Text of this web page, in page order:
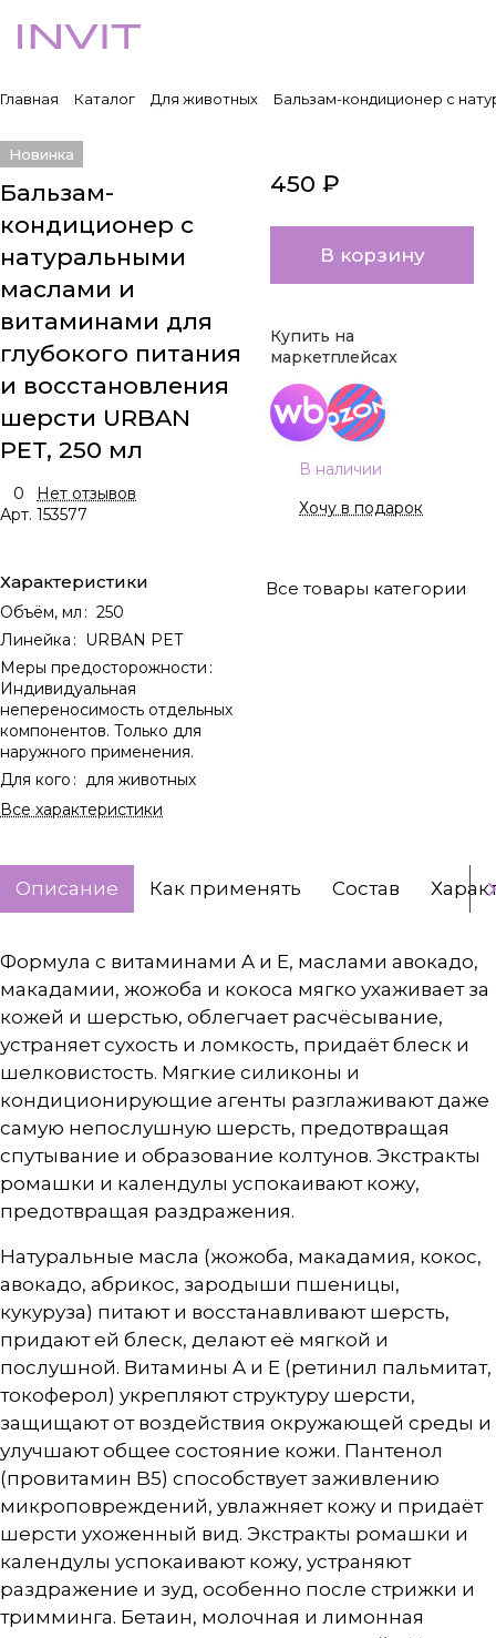
Главная Каталог Для животных Бальзам-кондиционер с
Новинка
Бальзам-
кондиционер с
натуральными
маслами и
витаминами для
глубокого питания
и восстановления
шерсти URBAN
PET, 250 мл
0
Нет отзывов
Арт. 153577
Характеристики
Объём, мл: 250
Линейка: URBAN PET
Меры предосторожности:
Индивидуальная
непереносимость отдельных
компонентов. Только для
наружного применения.
Для кого: для животных
Все характеристики
450 ₽
В корзину
Купить на
маркетплейсах
В наличии
Хочу в подарок
Все товары категории
Описание Как применять Состав
Формула с витаминами A и E, маслами авокадо,
макадамии, жожоба и кокоса мягко ухаживает за
кожей и шерстью, облегчает расчёсывание,
устраняет сухость и ломкость, придаёт блеск и
шелковистость. Мягкие силиконы и
кондиционирующие агенты разглаживают даже
самую непослушную шерсть, предотвращая
спутывание и образование колтунов. Экстракты
ромашки и календулы успокаивают кожу,
предотвращая раздражения.
Натуральные масла (жожоба, макадамия, кокос,
авокадо, абрикос, зародыши пшеницы,
кукуруза) питают и восстанавливают шерсть,
придают ей блеск, делают её мягкой и
послушной. Витамины A и E (ретинил пальмитат,
токоферол) укрепляют структуру шерсти,
защищают от воздействия окружающей среды и
улучшают общее состояние кожи. Пантенол
(провитамин B5) способствует заживлению
микроповреждений, увлажняет кожу и придаёт
шерсти ухоженный вид. Экстракты ромашки и
календулы успокаивают кожу, устраняют
раздражение и зуд, особенно после стрижки и
тримминга. Бетаин, молочная и лимонная